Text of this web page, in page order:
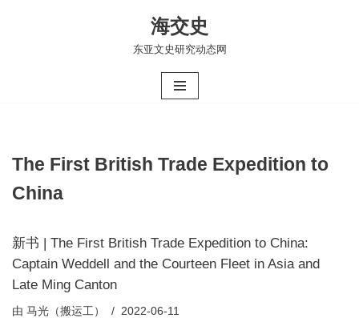
海交史
东亚文史研究动态网
The First British Trade Expedition to
China
新书 | The First British Trade Expedition to China:
Captain Weddell and the Courteen Fleet in Asia and
Late Ming Canton
由 马光（搬运工） 2022-06-11